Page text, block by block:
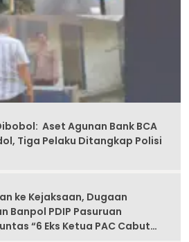
Aset Agunan Bank BCA
Tiga Pelaku Ditangkap Polisi
ke Kejaksaan, Dugaan
Banpol PDIP Pasuruan
“6 Eks Ketua PAC Cabut